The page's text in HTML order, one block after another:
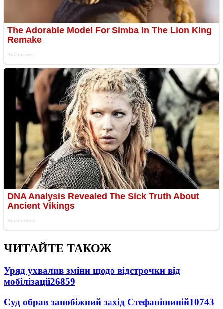
ЧИТАЙТЕ ТАКОЖ
Уряд ухвалив зміни щодо відстрочки від
мобілізації26859
Суд обрав запобіжний захід Стефанішиній10743